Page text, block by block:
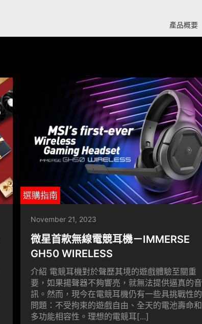
產品概要
選購指南
November 21, 2023
微星首款無線電競耳機－IMMERSE
GH50 WIRELESS
介紹 電競耳機對於聲歷其境的遊戲體驗至關重
要，如果揚聲器不夠響亮，就無法提供逼真的音
訊。然而，現今在電競耳機仍有一些具挑戰性的
問題：不受拘束的遊戲自由、全天的電池壽命和
多功能相容性。理想的電競耳[...]